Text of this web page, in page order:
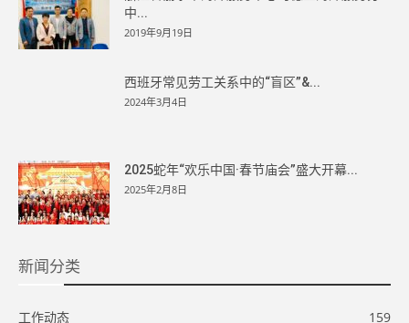
中...
2019年9月19日
西班牙常见劳工关系中的“盲区”&...
2024年3月4日
2025蛇年“欢乐中国·春节庙会”盛大开幕...
2025年2月8日
新闻分类
工作动态 159